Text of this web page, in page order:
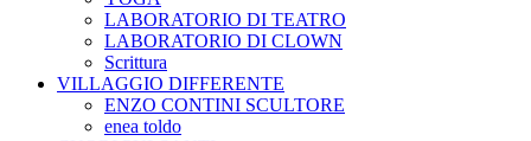
LABORATORIO DI TEATRO
LABORATORIO DI CLOWN
Scrittura
VILLAGGIO DIFFERENTE
ENZO CONTINI SCULTORE
enea toldo